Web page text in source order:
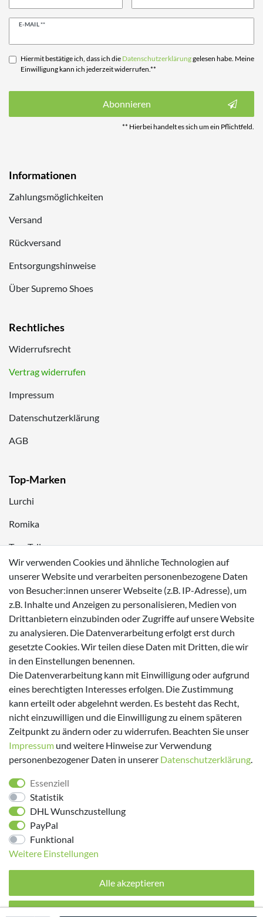
E-MAIL **
Newsletter
Hiermit bestätige ich, dass ich die Daten­schutz­erklärunggelesen habe. Meine
Einwilligung kann ich jederzeit widerrufen.**
Abonnieren
** Hierbei handelt es sich um ein Pflichtfeld.
Informationen
Zahlungsmöglichkeiten
Versand
Rückversand
Entsorgungshinweise
Über Supremo Shoes
Rechtliches
Widerrufsrecht
Vertrag widerrufen
Impressum
Datenschutzerklärung
AGB
Top-Marken
Lurchi
Romika
Tom Tailor
Zahlungsmöglichkeiten
Versanddienstleister
Folge uns!
© 2026 made by Supremo | Alle Rechte vorbehalten.
Wir verwenden Cookies und ähnliche Technologien auf
unserer Website und verarbeiten personenbezogene Daten
von Besucher:innen unserer Webseite (z.B. IP-Adresse), um
z.B. Inhalte und Anzeigen zu personalisieren, Medien von
Drittanbietern einzubinden oder Zugriffe auf unsere Website
zu analysieren. Die Datenverarbeitung erfolgt erst durch
gesetzte Cookies. Wir teilen diese Daten mit Dritten, die wir
in den Einstellungen benennen.
Die Datenverarbeitung kann mit Einwilligung oder aufgrund
eines berechtigten Interesses erfolgen. Die Zustimmung
kann erteilt oder abgelehnt werden. Es besteht das Recht,
nicht einzuwilligen und die Einwilligung zu einem späteren
Zeitpunkt zu ändern oder zu widerrufen. Beachten Sie unser
Impressum und weitere Hinweise zur Verwendung
personenbezogener Daten in unserer Daten­schutz­erklärung.
Essenziell
Statistik
DHL Wunschzustellung
PayPal
Funktional
Weitere Einstellungen
Alle akzeptieren